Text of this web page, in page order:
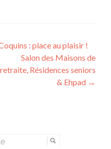
: place au plaisir !
Salon des Maisons de
retraite, Résidences seniors
& Ehpad →